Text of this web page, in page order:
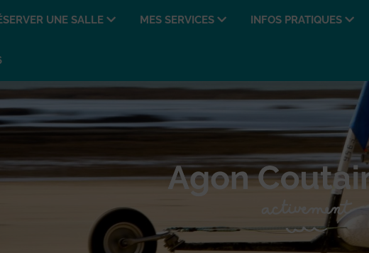
UNE SALLE MES SERVICES INFOS PRATIQUES